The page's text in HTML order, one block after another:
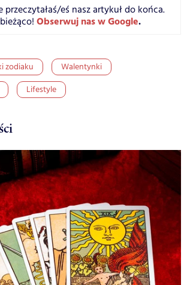
przeczytałaś/eś nasz artykuł do końca.
Obserwuj nas w Google.
zodiaku
Walentynki
Lifestyle